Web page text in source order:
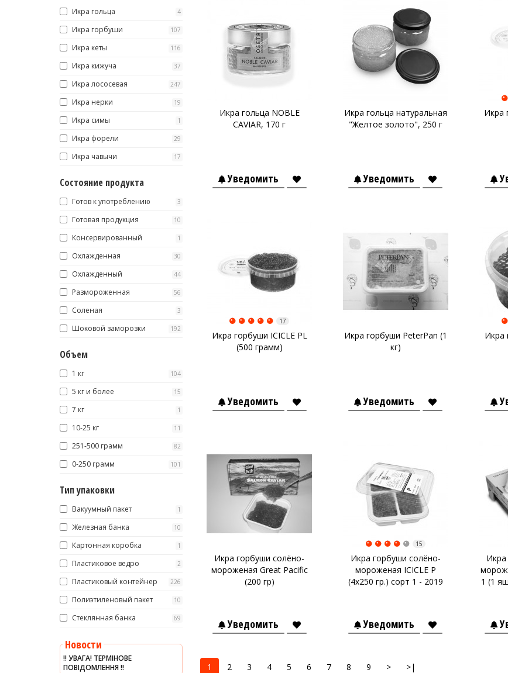
Икра гольца 4
Икра горбуши 107
Икра кеты 116
Икра кижуча 37
Икра лососевая 247
Икра нерки 19
Икра симы 1
Икра форели 29
Икра чавычи 17
Состояние продукта
Готов к употреблению 3
Готовая продукция 10
Консервированный 1
Охлажденная 30
Охлажденный 44
Размороженная 56
Соленая 3
Шоковой заморозки 192
Объем
1 кг 104
5 кг и более 15
7 кг 1
10-25 кг 11
251-500 грамм 82
0-250 грамм 101
Тип упаковки
Вакуумный пакет 1
Железная банка 10
Картонная коробка 1
Пластиковое ведро 2
Пластиковый контейнер 226
Полиэтиленовый пакет 10
Стеклянная банка 69
Новости
‼️ УВАГА! ТЕРМІНОВЕ
ПОВІДОМЛЕННЯ ‼️
Икра гольца NOBLE
CAVIAR, 170 г
Уведомить
Икра гольца натуральная
"Желтое золото", 250 г
Уведомить
Икра
Икра горбуши ICICLE PL
(500 грамм)
17
Уведомить
Икра горбуши PeterPan (1
кг)
Уведомить
Икра
Икра горбуши солёно-
мороженая Great Pacific
(200 гр)
Уведомить
Икра горбуши солёно-
мороженая ICICLE P
(4х250 гр.) сорт 1 - 2019
15
Уведомить
1 (1
1 2 3 4 5 6 7 8 9 > >|